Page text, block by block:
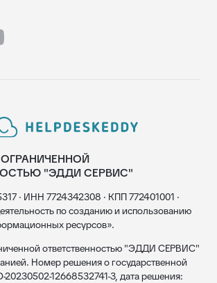
"ЭДДИ СЕРВИС"
· ИНН 7724342308 · КПП 772401001 ·
по созданию и использованию
ресурсов».
ответственностью "ЭДДИ СЕРВИС"
Номер решения о государственной
20230502-12668532741-3, дата решения: